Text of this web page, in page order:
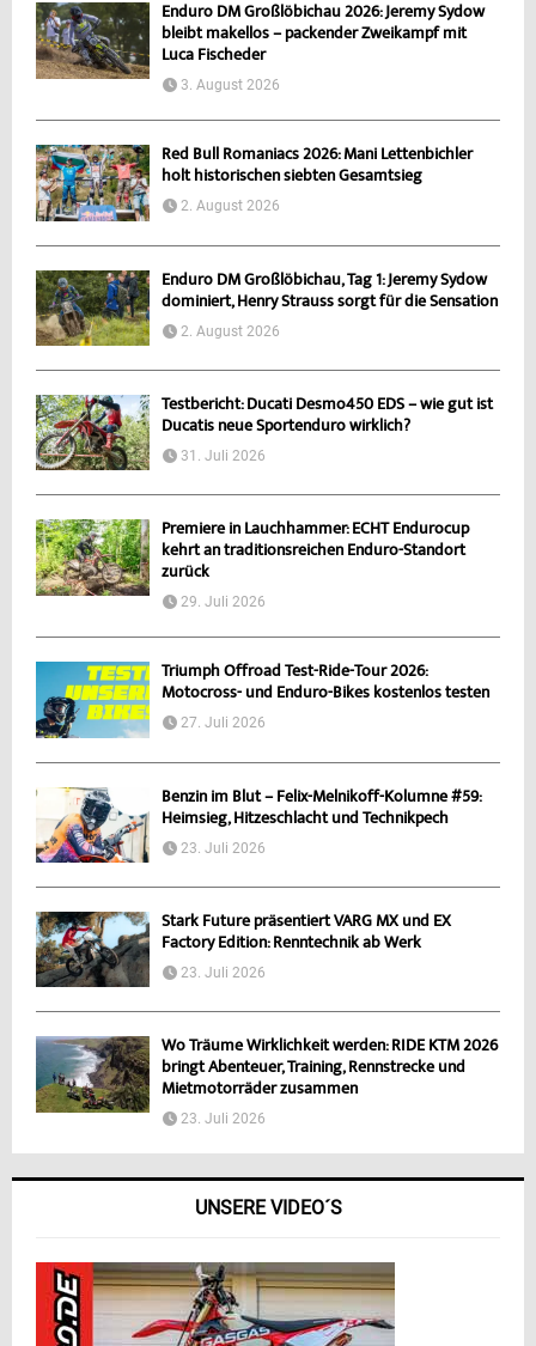
Enduro DM Großlöbichau 2026: Jeremy Sydow
bleibt makellos – packender Zweikampf mit
Luca Fischeder
3. August 2026
Red Bull Romaniacs 2026: Mani Lettenbichler
holt historischen siebten Gesamtsieg
2. August 2026
Enduro DM Großlöbichau, Tag 1: Jeremy Sydow
dominiert, Henry Strauss sorgt für die Sensation
2. August 2026
Testbericht: Ducati Desmo450 EDS – wie gut ist
Ducatis neue Sportenduro wirklich?
31. Juli 2026
Premiere in Lauchhammer: ECHT Endurocup
kehrt an traditionsreichen Enduro-Standort
zurück
29. Juli 2026
Triumph Offroad Test-Ride-Tour 2026:
Motocross- und Enduro-Bikes kostenlos testen
27. Juli 2026
Benzin im Blut – Felix-Melnikoff-Kolumne #59:
Heimsieg, Hitzeschlacht und Technikpech
23. Juli 2026
Stark Future präsentiert VARG MX und EX
Factory Edition: Renntechnik ab Werk
23. Juli 2026
Wo Träume Wirklichkeit werden: RIDE KTM 2026
bringt Abenteuer, Training, Rennstrecke und
Mietmotorräder zusammen
23. Juli 2026
UNSERE VIDEO´S